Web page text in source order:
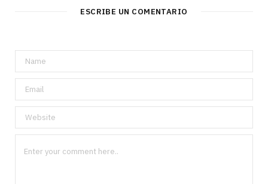
ESCRIBE UN COMENTARIO